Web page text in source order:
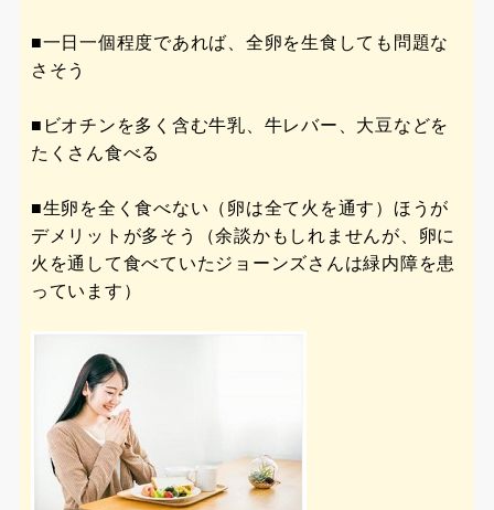
■一日一個程度であれば、全卵を生食しても問題な
さそう
■ビオチンを多く含む牛乳、牛レバー、大豆などを
たくさん食べる
■生卵を全く食べない（卵は全て火を通す）ほうが
デメリットが多そう（余談かもしれませんが、卵に
火を通して食べていたジョーンズさんは緑内障を患
っています）